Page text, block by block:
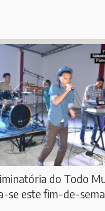
do Todo
se este fim-de-